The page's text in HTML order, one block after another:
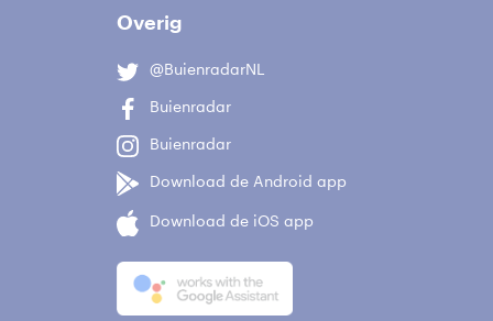
Overig
@BuienradarNL
Buienradar
Buienradar
Download de Android app
Download de iOS app